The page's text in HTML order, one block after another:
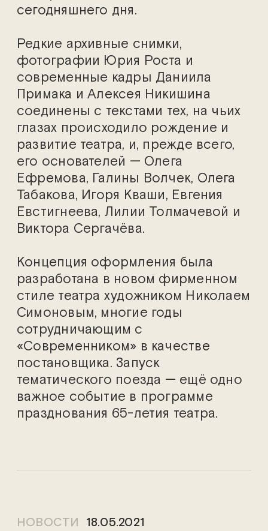
сегодняшнего дня.
Редкие архивные снимки,
фотографии Юрия Роста и
современные кадры Даниила
Примака и Алексея Никишина
соединены с текстами тех, на чьих
глазах происходило рождение и
развитие театра, и, прежде всего,
его основателей — Олега
Ефремова, Галины Волчек, Олега
Табакова, Игоря Кваши, Евгения
Евстигнеева, Лилии Толмачевой и
Виктора Сергачёва.
Концепция оформления была
разработана в новом фирменном
стиле театра художником Николаем
Симоновым, многие годы
сотрудничающим с
«Современником» в качестве
постановщика. Запуск
тематического поезда — ещё одно
важное событие в программе
празднования 65-летия театра.
НОВОСТИ 18.05.2021